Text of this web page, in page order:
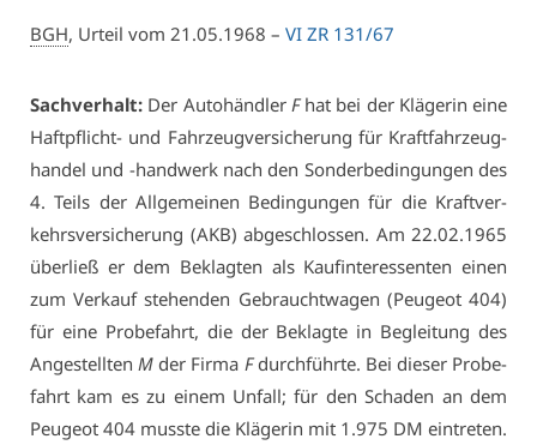
BGH, Ur­teil vom 21.05.1968 – VI ZR 131/67
Sach­ver­halt: Der Au­to­händ­ler Fhat bei der Klä­ge­rin ei­ne
Haft­pflicht- und Fahr­zeug­ver­si­che­rung für Kraft­fahr­zeug­
han­del und -hand­werk nach den Son­der­be­din­gun­gen des
4. Teils der All­ge­mei­nen Be­din­gun­gen für die Kraft­ver­
kehrs­ver­si­che­rung (AKB) ab­ge­schlos­sen. Am 22.02.1965
über­ließ er dem Be­klag­ten als Kauf­in­ter­es­sen­ten ei­nen
zum Ver­kauf ste­hen­den Ge­braucht­wa­gen (Peu­geot 404)
für ei­ne Pro­be­fahrt, die der Be­klag­te in Be­glei­tung des
An­ge­stell­tenM der Fir­ma Fdurch­führ­te. Bei die­ser Pro­be­
fahrt kam es zu ei­nem Un­fall; für den Scha­den an dem
Peu­geot 404 muss­te die Klä­ge­rin mit 1.975 DM ein­tre­ten.